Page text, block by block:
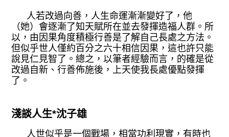
人若改過向善，人生命運漸漸變好了，他
（她）會逐漸了知天賦所在並去發揮造福人群。所
以，由因果角度積極行善是了解自己長處之方法。
但似乎世人僅約百分之六十相信因果，這也許只能
說見仁見智了。總之，以筆者經驗而言，的確是從
改過自新、行善佈施後，上天使我長處優點發揮
了。
淺談人生*沈子雄
人世似乎是一個戰場，相當功利現實，有時也